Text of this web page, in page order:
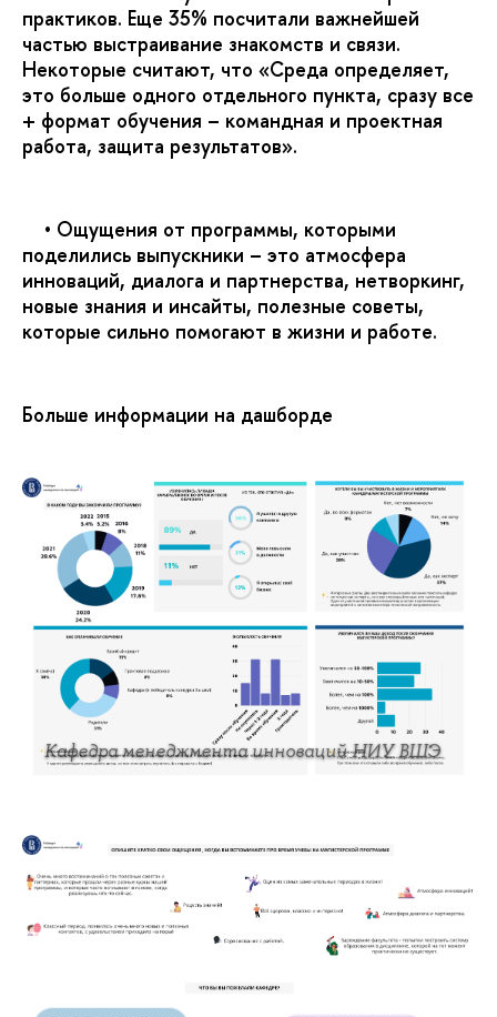
практиков. Еще 35% посчитали важнейшей
частью выстраивание знакомств и связи.
Некоторые считают, что «Среда определяет,
это больше одного отдельного пункта, сразу все
+ формат обучения – командная и проектная
работа, защита результатов».
• Ощущения от программы, которыми
поделились выпускники – это атмосфера
инноваций, диалога и партнерства, нетворкинг,
новые знания и инсайты, полезные советы,
которые сильно помогают в жизни и работе.
Больше информации на дашборде
Кафедра менеджмента инноваций НИУ ВШЭ